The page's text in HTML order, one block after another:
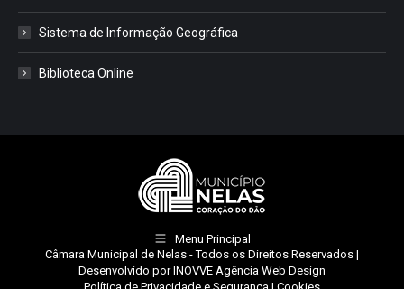
Sistema de Informação Geográfica
Biblioteca Online
Menu Principal
Câmara Municipal de Nelas - Todos os Direitos Reservados |
Desenvolvido porINOVVE Agência Web Design